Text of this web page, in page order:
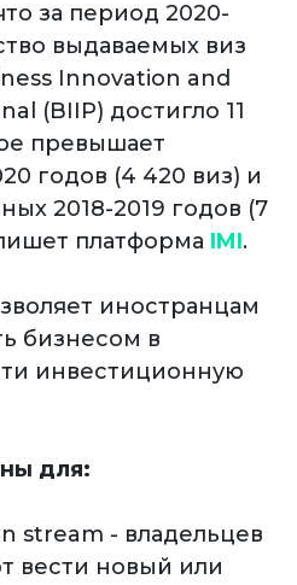
за период 2020-
выдаваемых виз
Innovation and
(BIIP) достигло 11
превышает
годов (4 420 виз) и
2018-2019 годов (7
платформа IMI.
иностранцам
бизнесом в
инвестиционную
для:
stream - владельцев
вести новый или